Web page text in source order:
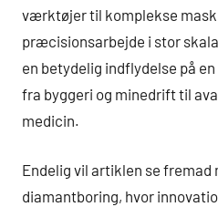
værktøjer til komplekse
præcisionsarbejde i stor
en betydelig indflydelse på
fra byggeri og minedrift til
medicin.
Endelig vil artiklen se
diamantboring, hvor